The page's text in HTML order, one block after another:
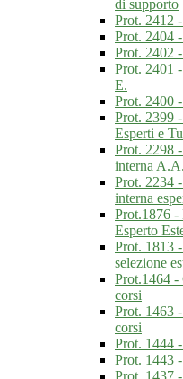
di supporto
Prot. 2412
Prot. 2404
Prot. 2402
Prot. 2401
E.
Prot. 2400
Prot. 2399
Esperti e
Prot. 2298
interna
Prot. 2234
interna
Prot.1876 -
Esperto
Prot. 1813
selezione
Prot.1464 -
corsi
Prot. 1463
corsi
Prot. 1444
Prot. 1443